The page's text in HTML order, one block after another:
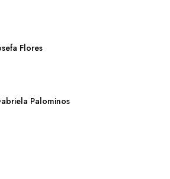
Flores
Palominos